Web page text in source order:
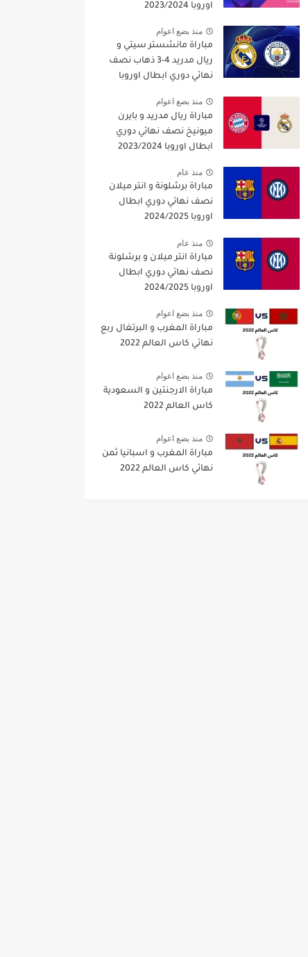
اوروبا 2023/2024
منذ بضع اعوام
مباراة مانشستر سيتي و
ريال مدريد 4-3 ذهاب نصف
نهائي دوري ابطال اوروبا
منذ بضع اعوام
مباراة ريال مدريد و بايرن
ميونيخ نصف نهائي دوري
ابطال اوروبا 2023/2024
منذ عام
مباراة برشلونة و انتر ميلان
نصف نهائي دوري ابطال
اوروبا 2024/2025
منذ عام
مباراة انتر ميلان و برشلونة
نصف نهائي دوري ابطال
اوروبا 2024/2025
منذ بضع اعوام
مباراة المغرب و البرتغال ربع
نهائي كاس العالم 2022
منذ بضع اعوام
مباراة الارجنتين و السعودية
كاس العالم 2022
منذ بضع اعوام
مباراة المغرب و اسبانيا ثمن
نهائي كاس العالم 2022